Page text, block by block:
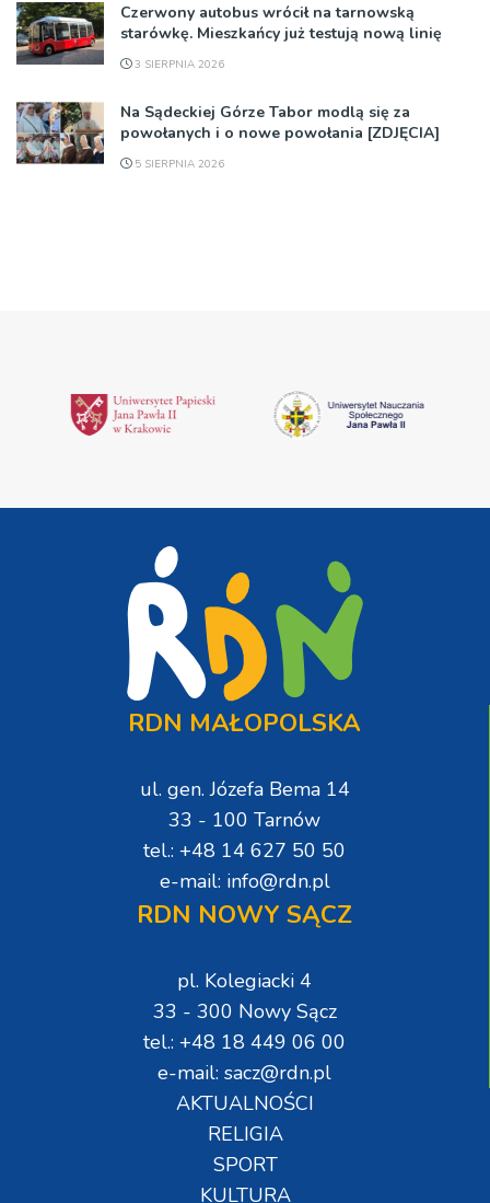
Czerwony autobus wrócił na tarnowską
starówkę. Mieszkańcy już testują nową linię
3 SIERPNIA 2026
Na Sądeckiej Górze Tabor modlą się za
powołanych i o nowe powołania [ZDJĘCIA]
5 SIERPNIA 2026
RDN MAŁOPOLSKA
ul. gen. Józefa Bema 14
33 - 100 Tarnów
tel.: +48 14 627 50 50
e-mail: info@rdn.pl
RDN NOWY SĄCZ
pl. Kolegiacki 4
33 - 300 Nowy Sącz
tel.: +48 18 449 06 00
e-mail: sacz@rdn.pl
AKTUALNOŚCI
RELIGIA
SPORT
KULTURA